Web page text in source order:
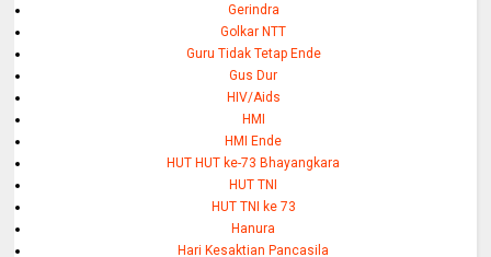
Gerindra
Golkar NTT
Guru Tidak Tetap Ende
Gus Dur
HIV/Aids
HMI
HMI Ende
HUT HUT ke-73 Bhayangkara
HUT TNI
HUT TNI ke 73
Hanura
Hari Kesaktian Pancasila